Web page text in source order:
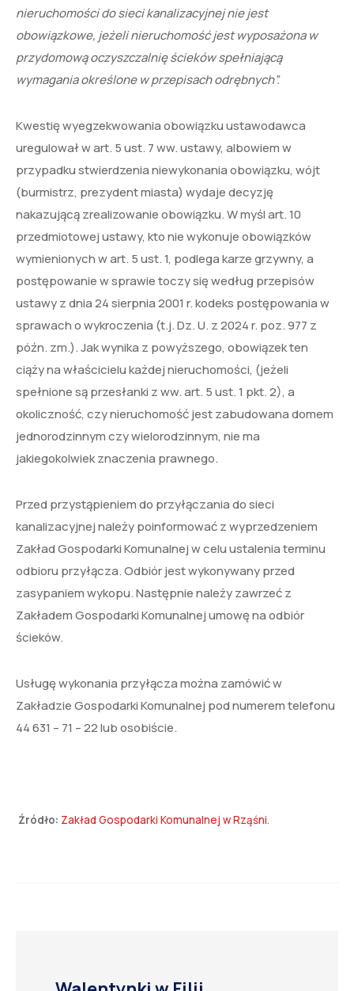
nieruchomości do sieci kanalizacyjnej nie jest
obowiązkowe, jeżeli nieruchomość jest wyposażona w
przydomową oczyszczalnię ścieków spełniającą
wymagania określone w przepisach odrębnych”.
Kwestię wyegzekwowania obowiązku ustawodawca
uregulował w art. 5 ust. 7 ww. ustawy, albowiem w
przypadku stwierdzenia niewykonania obowiązku, wójt
(burmistrz, prezydent miasta) wydaje decyzję
nakazującą zrealizowanie obowiązku. W myśl art. 10
przedmiotowej ustawy, kto nie wykonuje obowiązków
wymienionych w art. 5 ust. 1, podlega karze grzywny, a
postępowanie w sprawie toczy się według przepisów
ustawy z dnia 24 sierpnia 2001 r. kodeks postępowania w
sprawach o wykroczenia (t.j. Dz. U. z 2024 r. poz. 977 z
późn. zm.). Jak wynika z powyższego, obowiązek ten
ciąży na właścicielu każdej nieruchomości, (jeżeli
spełnione są przesłanki z ww. art. 5 ust. 1 pkt. 2), a
okoliczność, czy nieruchomość jest zabudowana domem
jednorodzinnym czy wielorodzinnym, nie ma
jakiegokolwiek znaczenia prawnego.
Przed przystąpieniem do przyłączania do sieci
kanalizacyjnej należy poinformować z wyprzedzeniem
Zakład Gospodarki Komunalnej w celu ustalenia terminu
odbioru przyłącza. Odbiór jest wykonywany przed
zasypaniem wykopu. Następnie należy zawrzeć z
Zakładem Gospodarki Komunalnej umowę na odbiór
ścieków.
Usługę wykonania przyłącza można zamówić w
Zakładzie Gospodarki Komunalnej pod numerem telefonu
44 631 – 71 – 22 lub osobiście.
Źródło: Zakład Gospodarki Komunalnej w Rząśni.